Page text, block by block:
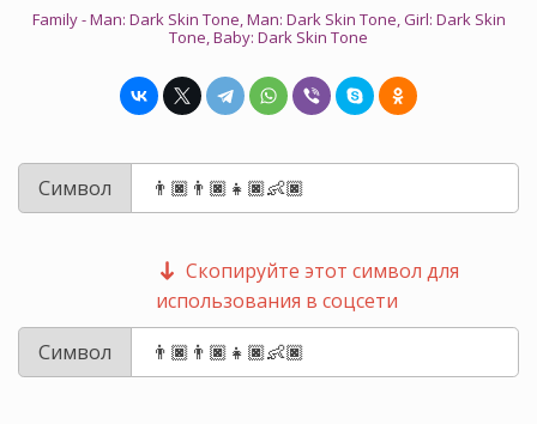
Family - Man: Dark Skin Tone, Man: Dark Skin Tone, Girl: Dark Skin
Tone, Baby: Dark Skin Tone
Символ
Скопируйте этот символ для
использования в соцсети
Символ